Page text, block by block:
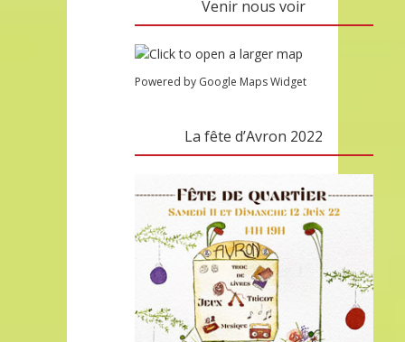
Venir nous voir
Powered by Google Maps Widget
La fête d’Avron 2022